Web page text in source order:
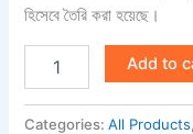
হিসেবে তৈরি করা হয়েছে।
Add to
Categories:All Products